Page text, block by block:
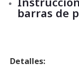
barras de
Detalles: